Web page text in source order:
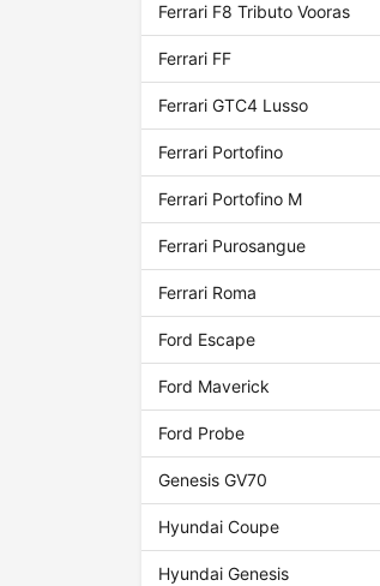
Ferrari F8 Tributo Vooras
Ferrari FF
Ferrari GTC4 Lusso
Ferrari Portofino
Ferrari Portofino M
Ferrari Purosangue
Ferrari Roma
Ford Escape
Ford Maverick
Ford Probe
Genesis GV70
Hyundai Coupe
Hyundai Genesis